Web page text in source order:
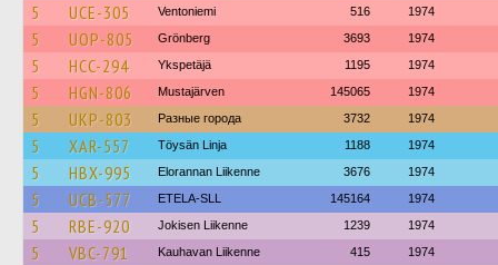
5 UCE-305 Ventoniemi 516 1974
5 UOP-805 Grönberg 3693 1974
5 HCC-294 Ykspetäjä 1195 1974
5 HGN-806 Mustajärven 145065 1974
5 UKP-803 Разные города 3732 1974
5 XAR-557 Töysän Linja 1188 1974
5 HBX-995 Elorannan Liikenne 3676 1974
5 UCB-577 ETELA-SLL 145164 1974
5 RBE-920 Jokisen Liikenne 1239 1974
5 VBC-791 Kauhavan Liikenne 415 1974